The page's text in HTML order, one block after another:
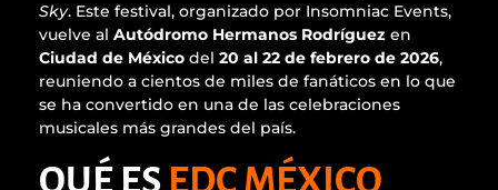
Sky. Este festival, organizado por Insomniac Events,
vuelve al Autódromo Hermanos Rodríguez en
Ciudad de México del 20 al 22 de febrero de 2026,
reuniendo a cientos de miles de fanáticos en lo que
se ha convertido en una de las celebraciones
musicales más grandes del país.
QUÉ ES EDC MÉXICO